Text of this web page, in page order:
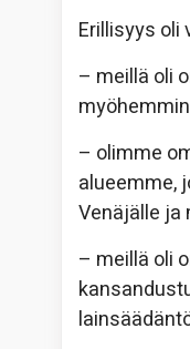
Erillisyys oli
– meillä oli
– olimme
alueemme,
Venäjälle ja
– meillä oli